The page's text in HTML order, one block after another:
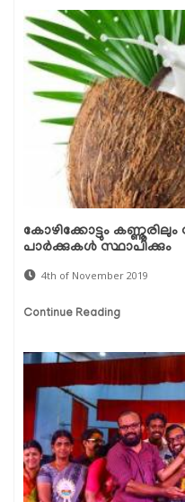
കോഴിക്കോട്ടും
പാര്‍ക്കുകള്‍ സ്ഥാപിക്കും
4th of November 2019
Continue Reading